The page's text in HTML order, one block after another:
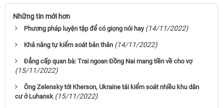
Những tin mới hơn
Phương pháp luyện tập để có giọng nói hay (14/11/2022)
Khả năng tự kiểm soát bản thân (14/11/2022)
Đẳng cấp quan bà: Trai ngoan Đồng Nai mang tiền về cho vợ
(15/11/2022)
Ông Zelensky tới Kherson, Ukraine tái kiểm soát nhiều khu dân
cư ở Luhansk (15/11/2022)